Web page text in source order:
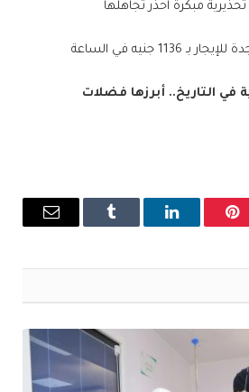
جنيه في الساعة
في التاريخ.. أبرزها فضلات
بينتيريستلينكدإن Tumblr
البريد